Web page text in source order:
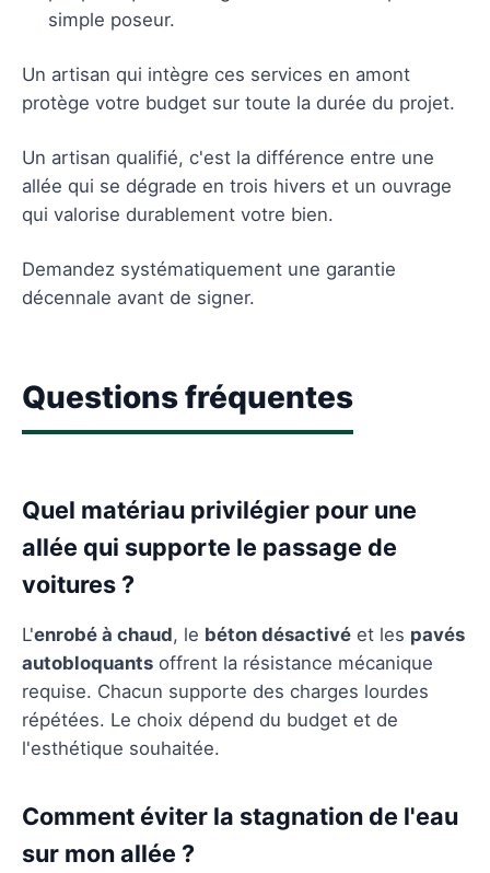
simple poseur.
Un artisan qui intègre ces services en amont
protège votre budget sur toute la durée du projet.
Un artisan qualifié, c'est la différence entre une
allée qui se dégrade en trois hivers et un ouvrage
qui valorise durablement votre bien.
Demandez systématiquement une garantie
décennale avant de signer.
Questions fréquentes
Quel matériau privilégier pour une
allée qui supporte le passage de
voitures ?
L'enrobé à chaud, le béton désactivé et les pavés
autobloquants offrent la résistance mécanique
requise. Chacun supporte des charges lourdes
répétées. Le choix dépend du budget et de
l'esthétique souhaitée.
Comment éviter la stagnation de l'eau
sur mon allée ?